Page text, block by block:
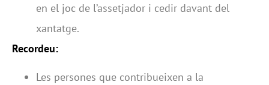
en el joc de l’assetjador i cedir davant del
xantatge.
Recordeu:
Les persones que contribueixen a la